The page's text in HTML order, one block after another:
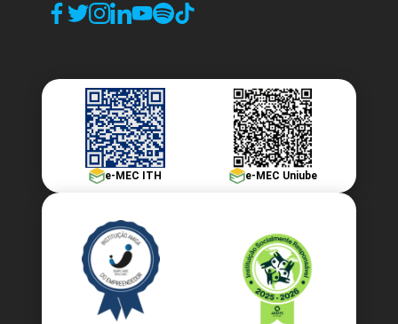
e-MEC ITH e-MEC Uniube